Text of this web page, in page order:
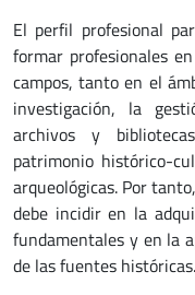
El perfil profesional
formar profesionales
campos, tanto en el
investigación, la
archivos y
patrimonio histórico-
arqueológicas. Por
debe incidir en la
fundamentales y en la
de las fuentes históricas.